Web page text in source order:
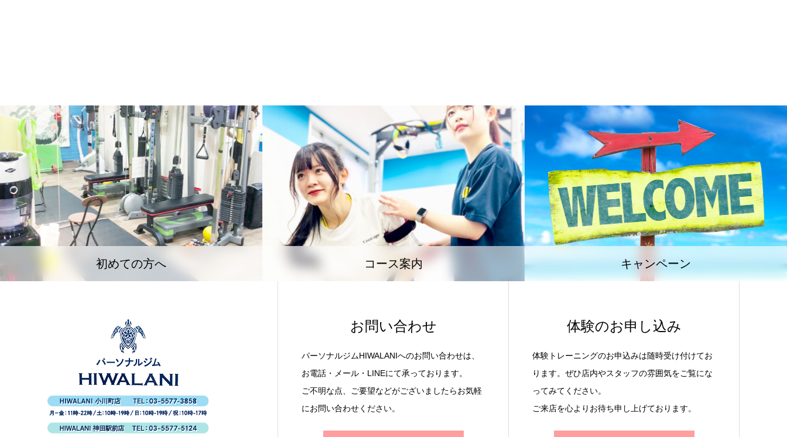
初めての方へ コース案内 キャンペーン
お問い合わせ
パーソナルジムHIWALANIへのお問い合わせは、
お電話・メール・LINEにて承っております。
ご不明な点、ご要望などがございましたらお気軽
にお問い合わせください。
体験のお申し込み
体験トレーニングのお申込みは随時受け付けてお
ります。ぜひ店内やスタッフの雰囲気をご覧にな
ってみてください。
ご来店を心よりお待ち申し上げております。